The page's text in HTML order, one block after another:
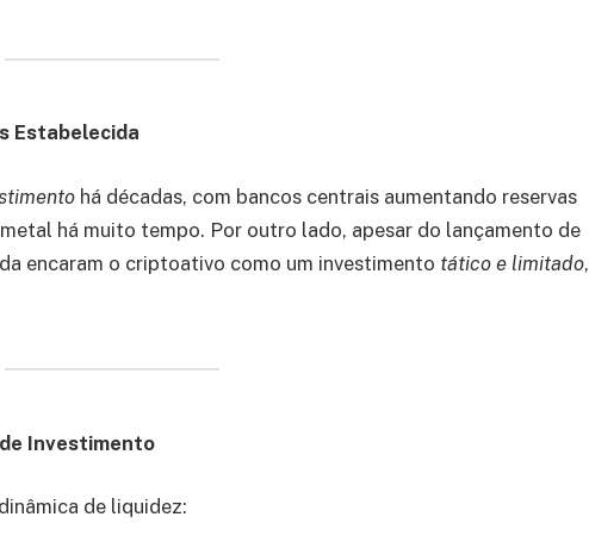
Estabelecida
há décadas, com bancos centrais aumentando reservas
há muito tempo. Por outro lado, apesar do lançamento de
encaram o criptoativo como um investimento tático e limitado,
Investimento
de liquidez: